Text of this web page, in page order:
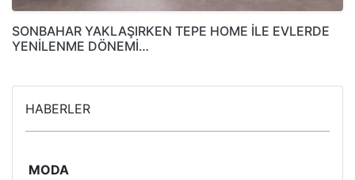
SONBAHAR YAKLAŞIRKEN TEPE HOME İLE EVLERDE
YENİLENME DÖNEMİ…
HABERLER
MODA